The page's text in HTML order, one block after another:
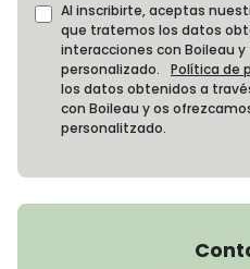
Al inscribirte, aceptas
que tratemos los datos
interacciones con Boileau
personalizado. Política de
los datos obtenidos a
con Boileau y os
personalitzado.